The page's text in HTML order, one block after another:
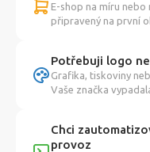
E-shop na míru
připravený na první
Potřebuji logo
Grafika, tiskoviny
Vaše značka
Chci
provoz